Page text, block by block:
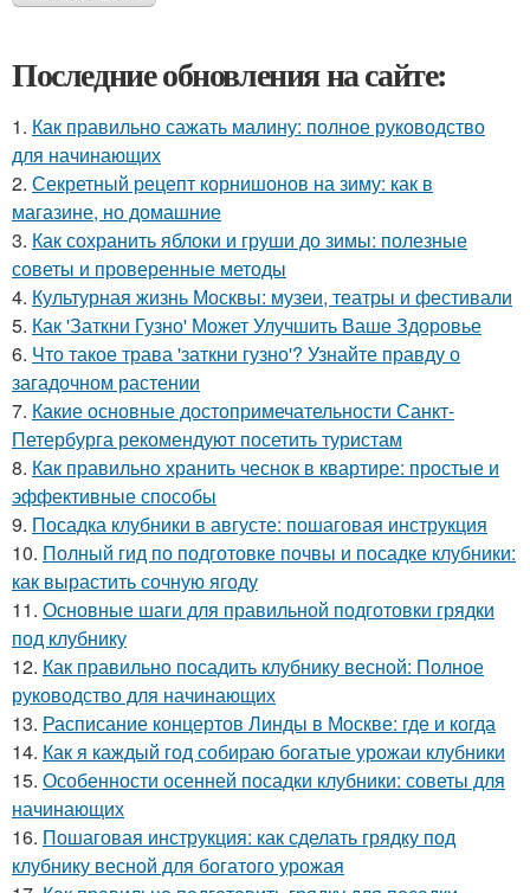
Последние обновления на сайте:
1. Как правильно сажать малину: полное руководство
для начинающих
2. Секретный рецепт корнишонов на зиму: как в
магазине, но домашние
3. Как сохранить яблоки и груши до зимы: полезные
советы и проверенные методы
4. Культурная жизнь Москвы: музеи, театры и фестивали
5. Как 'Заткни Гузно' Может Улучшить Ваше Здоровье
6. Что такое трава 'заткни гузно'? Узнайте правду о
загадочном растении
7. Какие основные достопримечательности Санкт-
Петербурга рекомендуют посетить туристам
8. Как правильно хранить чеснок в квартире: простые и
эффективные способы
9. Посадка клубники в августе: пошаговая инструкция
10. Полный гид по подготовке почвы и посадке клубники:
как вырастить сочную ягоду
11. Основные шаги для правильной подготовки грядки
под клубнику
12. Как правильно посадить клубнику весной: Полное
руководство для начинающих
13. Расписание концертов Линды в Москве: где и когда
14. Как я каждый год собираю богатые урожаи клубники
15. Особенности осенней посадки клубники: советы для
начинающих
16. Пошаговая инструкция: как сделать грядку под
клубнику весной для богатого урожая